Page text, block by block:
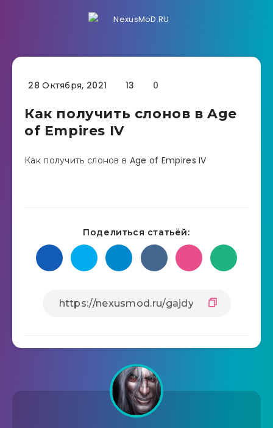
28 Октября, 2021 13 0
Как получить слонов в Age
of Empires IV
Как получить слонов в Age of Empires IV
Поделиться статьёй: